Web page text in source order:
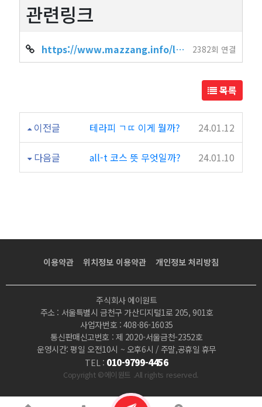
관련링크
https://www.mazzang.info/location_shop.php?sido=%EC%A0%84%EA%B5%AD&gug… 2382회 연결
목록
이전글 테라피 ㄱㄸ 이게 뭘까? 24.01.12
다음글 all-t 코스 뜻 무엇일까? 24.01.10
이용약관 위치정보 이용약관 개인정보 처리방침
주식회사 에이원트
주소 : 서울특별시 금천구 가산디지털1로 205, 901호
사업자번호 : 408-86-16035
통신판매신고번호 : 제 2020-서울금천-2352호
운영시간: 평일 오전10시 ~ 오후6시 / 주말,공휴일 휴무
TEL : 010-9799-4456
Copyright ©에이원트 .All rights reserved.